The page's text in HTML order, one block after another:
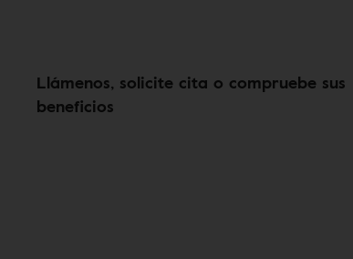
Llámenos, solicite cita o compruebe sus
beneficios